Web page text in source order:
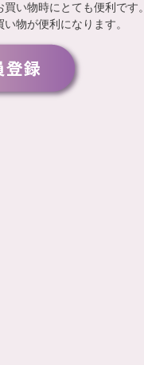
い物時にとても便利です。
物が便利になります。